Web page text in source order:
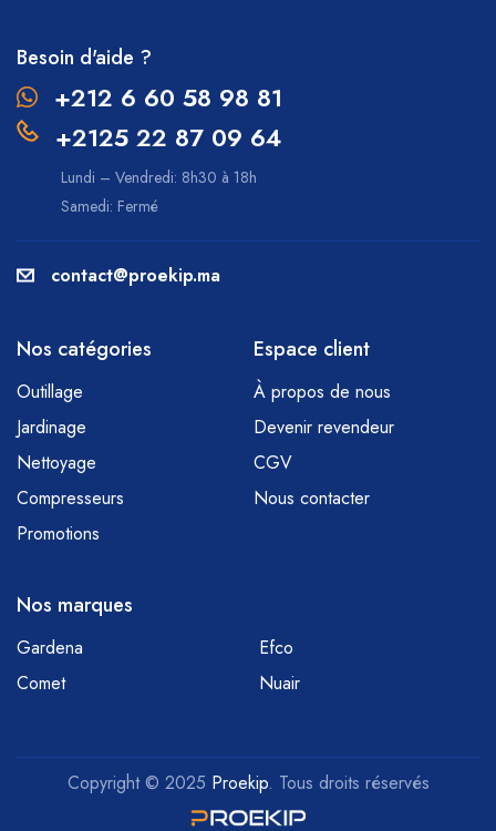
Besoin d'aide ?
+212 6 60 58 98 81
+2125 22 87 09 64
Lundi – Vendredi: 8h30 à 18h
Samedi: Fermé
contact@proekip.ma
Nos catégories
Outillage
Jardinage
Nettoyage
Compresseurs
Promotions
Espace client
À propos de nous
Devenir revendeur
CGV
Nous contacter
Nos marques
Gardena
Efco
Comet
Nuair
Copyright © 2025 Proekip. Tous droits réservés